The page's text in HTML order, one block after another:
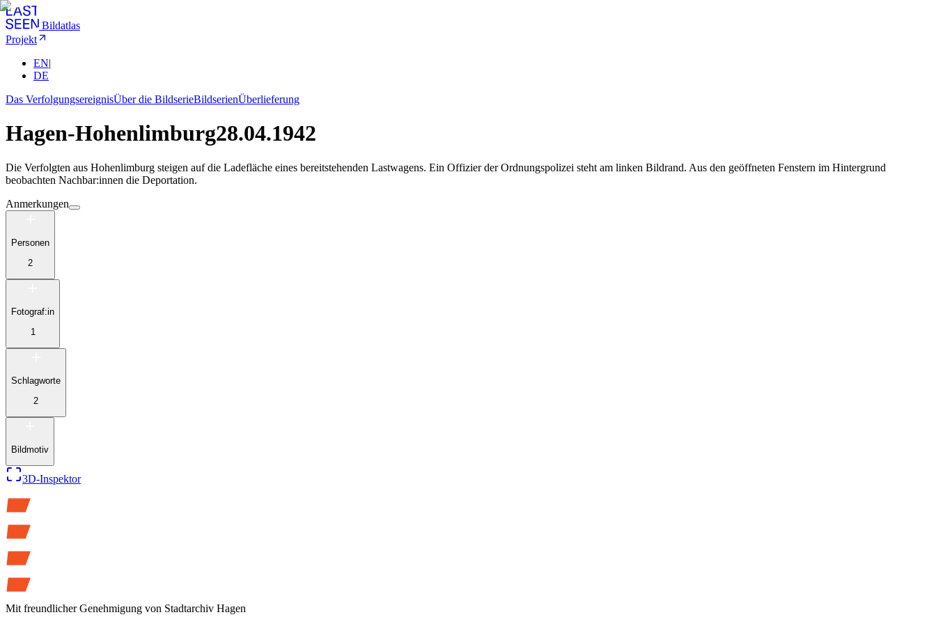
Bildatlas
Projekt
EN|
DE
Das VerfolgungsereignisÜber die BildserieBildserienÜberlieferung
Hagen-Hohenlimburg28.04.1942
Die Verfolgten aus Hohenlimburg steigen auf die Ladefläche eines bereitstehenden Lastwagens. Ein Offizier der Ordnungspolizei steht am linken Bildrand. Aus den geöffneten Fenstern im Hintergrund
beobachten Nachbar:innen die Deportation.
Anmerkungen
Personen
2
Fotograf:in
1
Schlagworte
2
Bildmotiv
3D-Inspektor
Mit freundlicher Genehmigung von Stadtarchiv Hagen